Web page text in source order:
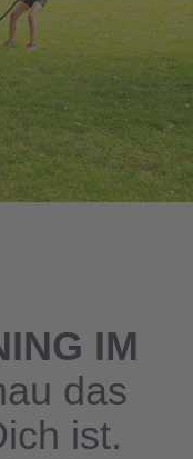
IM
das
ist.